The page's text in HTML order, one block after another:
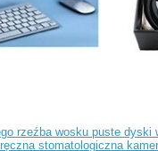
rzeźba wosku puste dyski
stomatologiczna